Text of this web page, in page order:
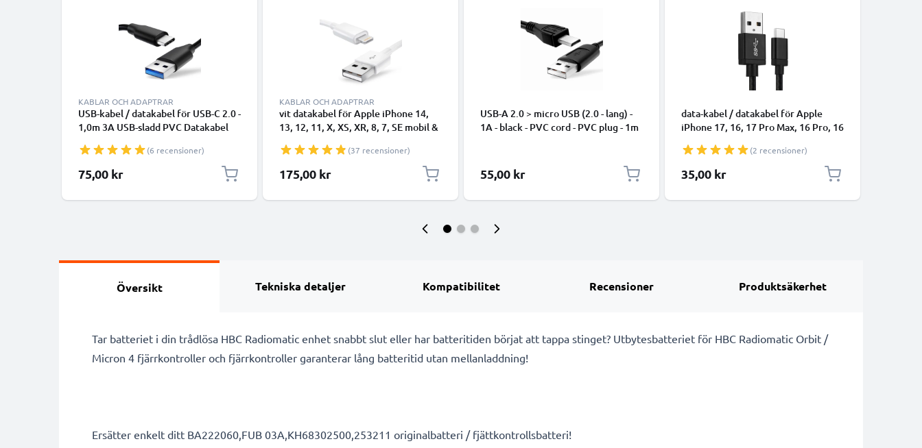
KABLAR OCH ADAPTRAR
USB-kabel / datakabel för USB-C 2.0 -
1,0m 3A USB-sladd PVC Datakabel
(6 recensioner)
75,00 kr
KABLAR OCH ADAPTRAR
vit datakabel för Apple iPhone 14,
13, 12, 11, X, XS, XR, 8, 7, SE mobil &
överföring - USB-sladd(37 recensioner)
175,00 kr
USB-A 2.0 > micro USB (2.0 - lang) -
1A - black - PVC cord - PVC plug - 1m
55,00 kr
data-kabel / datakabel för Apple
iPhone 17, 16, 17 Pro Max, 16 Pro, 16
Samsung Galaxy S25 Ultra, S25
Google Pixel 10, 9a, 10 Pro, 10 Pro
XL Xiaomi 15 Ultra, Redmi Note 14
(2 recensioner)
35,00 kr
Översikt Tekniska detaljer Kompatibilitet Recensioner Produktsäkerhet
Tar batteriet i din trådlösa HBC Radiomatic enhet snabbt slut eller har batteritiden börjat att tappa stinget? Utbytesbatteriet för HBC Radiomatic Orbit /
Micron 4 fjärrkontroller och fjärrkontroller garanterar lång batteritid utan mellanladdning!
Ersätter enkelt ditt BA222060,FUB 03A,KH68302500,253211 originalbatteri / fjättkontrollsbatteri!